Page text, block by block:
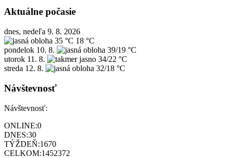
Aktuálne počasie
dnes, nedeľa 9. 8. 2026
35 °C 18 °C
pondelok 10. 8.
39/19 °C
utorok 11. 8.
34/22 °C
streda 12. 8. 32/18 °C
Návštevnosť
Návštevnosť:
ONLINE:0
DNES:30
TÝŽDEŇ:1670
CELKOM:1452372